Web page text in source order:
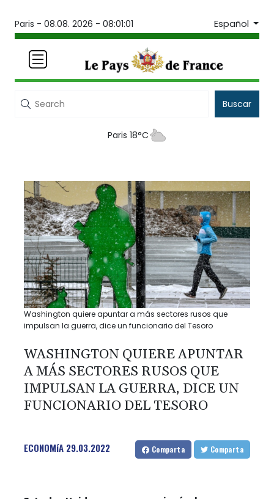
Paris - 08.08. 2026 - 08:01:01 Español
Buscar
Paris 18°C
Washington quiere apuntar a más sectores rusos que
impulsan la guerra, dice un funcionario del Tesoro
WASHINGTON QUIERE APUNTAR
A MÁS SECTORES RUSOS QUE
IMPULSAN LA GUERRA, DICE UN
FUNCIONARIO DEL TESORO
ECONOMíA 29.03.2022 Comparta Comparta